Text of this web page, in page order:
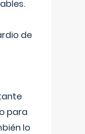
de
para
lo